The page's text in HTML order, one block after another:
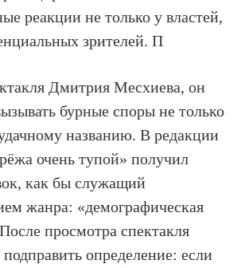
реакции не только у властей,
зрителей. П
Дмитрия Месхиева, он
бурные споры не только
названию. В редакции
очень тупой» получил
как бы служащий
жанра: «демографическая
просмотра спектакля
подправить определение: если